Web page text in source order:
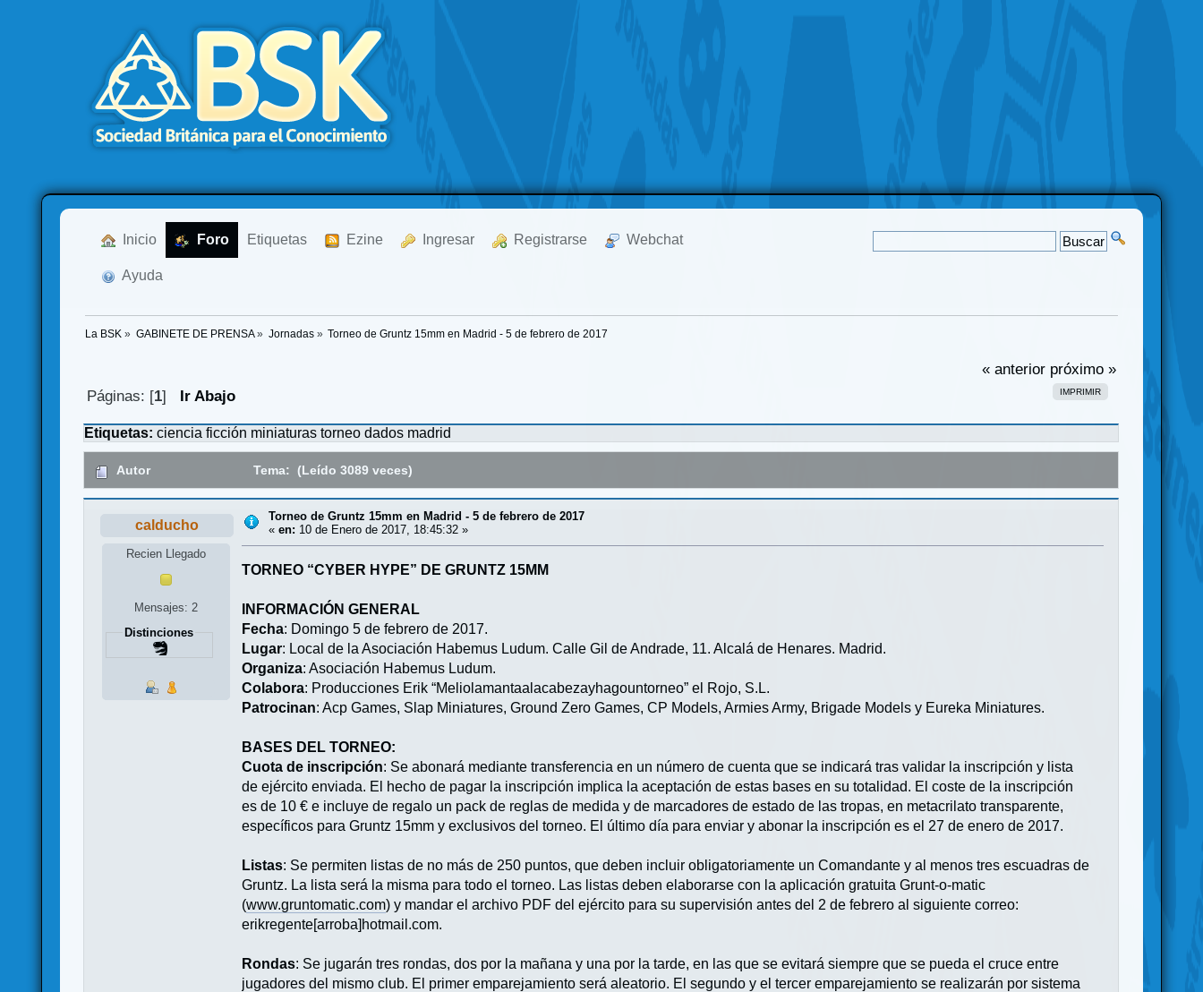
Inicio Foro Etiquetas Ezine Ingresar Registrarse Webchat
Ayuda
La BSK » GABINETE DE PRENSA» Jornadas» Torneo de Gruntz 15mm en Madrid - 5 de febrero de 2017
« anterior próximo »
IMPRIMIR
Páginas: [1] Ir Abajo
Etiquetas:ciencia ficción miniaturas torneo dados madrid
Autor Tema: (Leído 3089 veces)
calducho
Recien Llegado
Mensajes: 2
Distinciones
Torneo de Gruntz 15mm en Madrid - 5 de febrero de 2017
«en: 10 de Enero de 2017, 18:45:32 »
TORNEO “CYBER HYPE” DE GRUNTZ 15MM
INFORMACIÓN GENERAL
Fecha: Domingo 5 de febrero de 2017.
Lugar: Local de la Asociación Habemus Ludum. Calle Gil de Andrade, 11. Alcalá de Henares. Madrid.
Organiza: Asociación Habemus Ludum.
Colabora: Producciones Erik “Meliolamantaalacabezayhagountorneo” el Rojo, S.L.
Patrocinan: Acp Games, Slap Miniatures, Ground Zero Games, CP Models, Armies Army, Brigade Models y Eureka Miniatures.
BASES DEL TORNEO:
Cuota de inscripción: Se abonará mediante transferencia en un número de cuenta que se indicará tras validar la inscripción y lista
de ejército enviada. El hecho de pagar la inscripción implica la aceptación de estas bases en su totalidad. El coste de la inscripción
es de 10 € e incluye de regalo un pack de reglas de medida y de marcadores de estado de las tropas, en metacrilato transparente,
específicos para Gruntz 15mm y exclusivos del torneo. El último día para enviar y abonar la inscripción es el 27 de enero de 2017.
Listas: Se permiten listas de no más de 250 puntos, que deben incluir obligatoriamente un Comandante y al menos tres escuadras de
Gruntz. La lista será la misma para todo el torneo. Las listas deben elaborarse con la aplicación gratuita Grunt-o-matic
(www.gruntomatic.com) y mandar el archivo PDF del ejército para su supervisión antes del 2 de febrero al siguiente correo:
erikregente[arroba]hotmail.com.
Rondas: Se jugarán tres rondas, dos por la mañana y una por la tarde, en las que se evitará siempre que se pueda el cruce entre
jugadores del mismo club. El primer emparejamiento será aleatorio. El segundo y el tercer emparejamiento se realizarán por sistema